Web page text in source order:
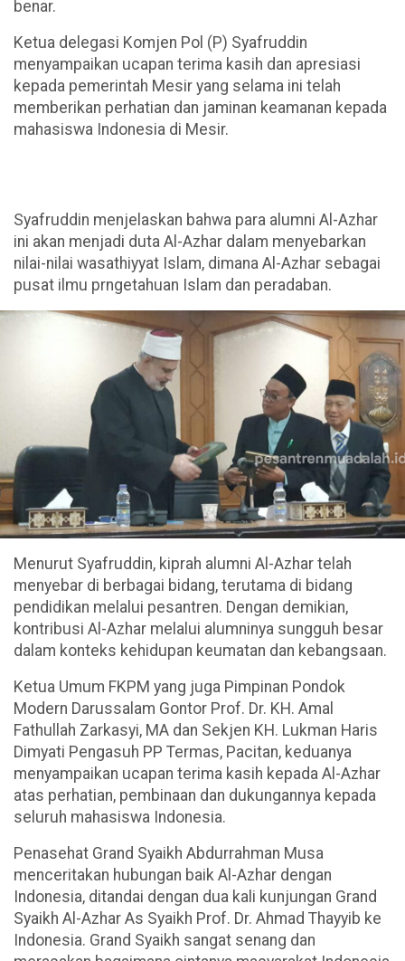
benar.
Ketua delegasi Komjen Pol (P) Syafruddin
menyampaikan ucapan terima kasih dan apresiasi
kepada pemerintah Mesir yang selama ini telah
memberikan perhatian dan jaminan keamanan kepada
mahasiswa Indonesia di Mesir.
Syafruddin menjelaskan bahwa para alumni Al-Azhar
ini akan menjadi duta Al-Azhar dalam menyebarkan
nilai-nilai wasathiyyat Islam, dimana Al-Azhar sebagai
pusat ilmu prngetahuan Islam dan peradaban.
Menurut Syafruddin, kiprah alumni Al-Azhar telah
menyebar di berbagai bidang, terutama di bidang
pendidikan melalui pesantren. Dengan demikian,
kontribusi Al-Azhar melalui alumninya sungguh besar
dalam konteks kehidupan keumatan dan kebangsaan.
Ketua Umum FKPM yang juga Pimpinan Pondok
Modern Darussalam Gontor Prof. Dr. KH. Amal
Fathullah Zarkasyi, MA dan Sekjen KH. Lukman Haris
Dimyati Pengasuh PP Termas, Pacitan, keduanya
menyampaikan ucapan terima kasih kepada Al-Azhar
atas perhatian, pembinaan dan dukungannya kepada
seluruh mahasiswa Indonesia.
Penasehat Grand Syaikh Abdurrahman Musa
menceritakan hubungan baik Al-Azhar dengan
Indonesia, ditandai dengan dua kali kunjungan Grand
Syaikh Al-Azhar As Syaikh Prof. Dr. Ahmad Thayyib ke
Indonesia. Grand Syaikh sangat senang dan